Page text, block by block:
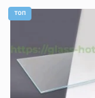
ТОП